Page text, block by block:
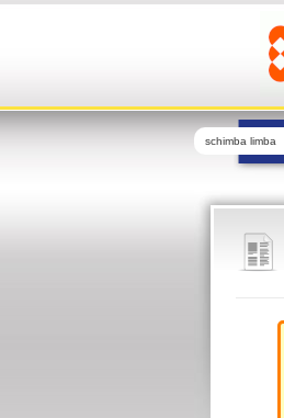
schimba limba